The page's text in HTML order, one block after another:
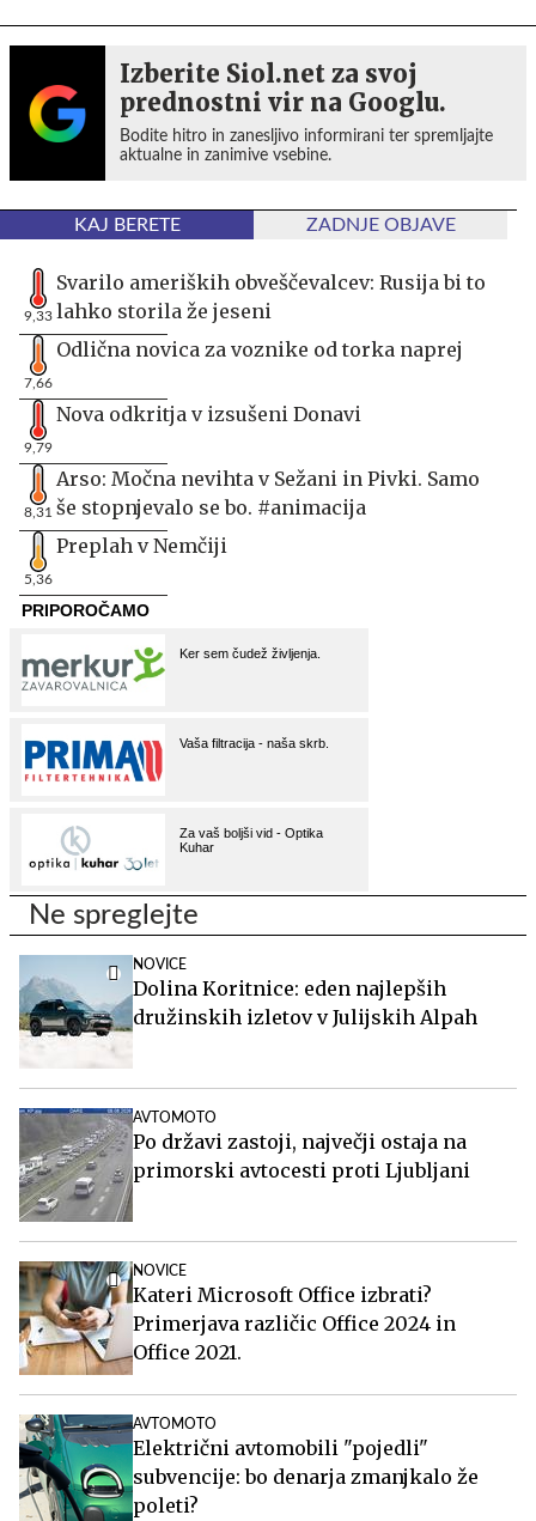
Izberite Siol.net za svoj
prednostni vir na Googlu.
Bodite hitro in zanesljivo informirani ter spremljajte
aktualne in zanimive vsebine.
KAJ BERETE ZADNJE OBJAVE
9,33
Svarilo ameriških obveščevalcev: Rusija bi to
lahko storila že jeseni
7,66
Odlična novica za voznike od torka naprej
9,79
Nova odkritja v izsušeni Donavi
8,31
Arso: Močna nevihta v Sežani in Pivki. Samo
še stopnjevalo se bo. #animacija
5,36
Preplah v Nemčiji
Ne spreglejte
NOVICE
Dolina Koritnice: eden najlepših
družinskih izletov v Julijskih Alpah
AVTOMOTO
Po državi zastoji, največji ostaja na
primorski avtocesti proti Ljubljani
NOVICE
Kateri Microsoft Office izbrati?
Primerjava različic Office 2024 in
Office 2021.
AVTOMOTO
Električni avtomobili "pojedli"
subvencije: bo denarja zmanjkalo že
poleti?